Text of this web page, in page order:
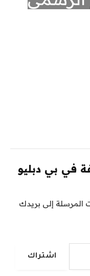
في بي دبليو
المرسلة إلى بريدك
اشتراك